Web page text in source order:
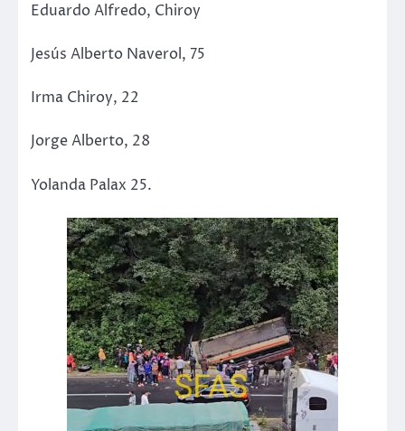
Eduardo Alfredo, Chiroy
Jesús Alberto Naverol, 75
Irma Chiroy, 22
Jorge Alberto, 28
Yolanda Palax 25.